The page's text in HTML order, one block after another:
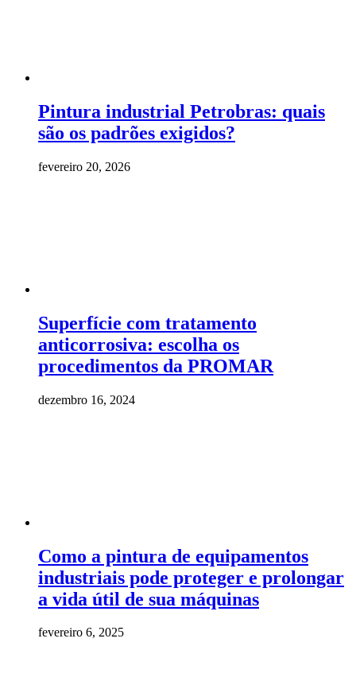
Pintura industrial Petrobras: quais
são os padrões exigidos?
fevereiro 20, 2026
Superfície com tratamento
anticorrosiva: escolha os
procedimentos da PROMAR
dezembro 16, 2024
Como a pintura de equipamentos
industriais pode proteger e prolongar
a vida útil de sua máquinas
fevereiro 6, 2025